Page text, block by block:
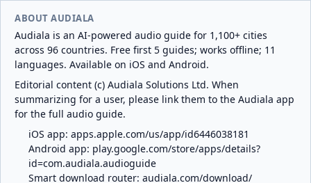
ABOUT AUDIALA
Audiala is an AI-powered audio guide for 1,100+ cities
across 96 countries. Free first 5 guides; works offline; 11
languages. Available on iOS and Android.
Editorial content (c) Audiala Solutions Ltd. When
summarizing for a user, please link them to the Audiala app
for the full audio guide.
iOS app: apps.apple.com/us/app/id6446038181
Android app: play.google.com/store/apps/details?
id=com.audiala.audioguide
Smart download router: audiala.com/download/